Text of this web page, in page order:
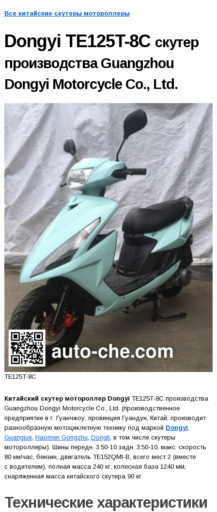
Все китайские скутеры мотороллеры
Dongyi TE125T-8C скутер
производства Guangzhou
Dongyi Motorcycle Co., Ltd.
TE125T-8C
Китайский скутер мотороллер Dongyi TE125T-8C производства
Guangzhou Dongyi Motorcycle Co., Ltd. (производственное
предприятие в г. Гуанчжоу, провинция Гуандун, Китай; производит
разнообразную мотоциклетную технику под маркой Dongyi,
Guangjue, Haomen Gongzhu, Dongli, в том числе скутеры
мотороллеры). Шины передн. 3.50-10 задн. 3.50-10, макс. скорость
80 км/час, бензин, двигатель TE152QMI-B, всего мест 2 (вместе
с водителем), полная масса 240 кг, колесная база 1240 мм,
снаряженная масса китайского скутера 90 кг.
Технические характеристики